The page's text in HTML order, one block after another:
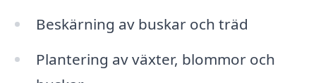
Beskärning av buskar och träd
Plantering av växter, blommor och